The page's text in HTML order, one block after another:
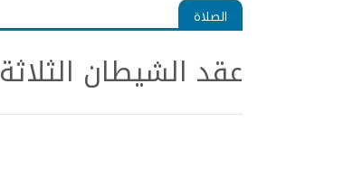
الصلاة
عقد الشيطان الثلاثة